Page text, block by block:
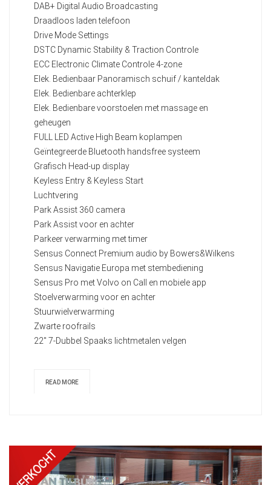
DAB+ Digital Audio Broadcasting
Draadloos laden telefoon
Drive Mode Settings
DSTC Dynamic Stability & Traction Controle
ECC Electronic Climate Controle 4-zone
Elek. Bedienbaar Panoramisch schuif / kanteldak
Elek. Bedienbare achterklep
Elek. Bedienbare voorstoelen met massage en
geheugen
FULL LED Active High Beam koplampen
Geïntegreerde Bluetooth handsfree systeem
Grafisch Head-up display
Keyless Entry & Keyless Start
Luchtvering
Park Assist 360 camera
Park Assist voor en achter
Parkeer verwarming met timer
Sensus Connect Premium audio by Bowers&Wilkens
Sensus Navigatie Europa met stembediening
Sensus Pro met Volvo on Call en mobiele app
Stoelverwarming voor en achter
Stuurwielverwarming
Zwarte roofrails
22" 7-Dubbel Spaaks lichtmetalen velgen
READ MORE